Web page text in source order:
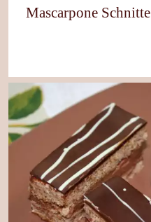
Mascarpone Schnitte